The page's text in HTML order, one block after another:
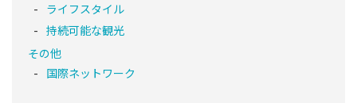
ライフスタイル
持続可能な観光
その他
国際ネットワーク